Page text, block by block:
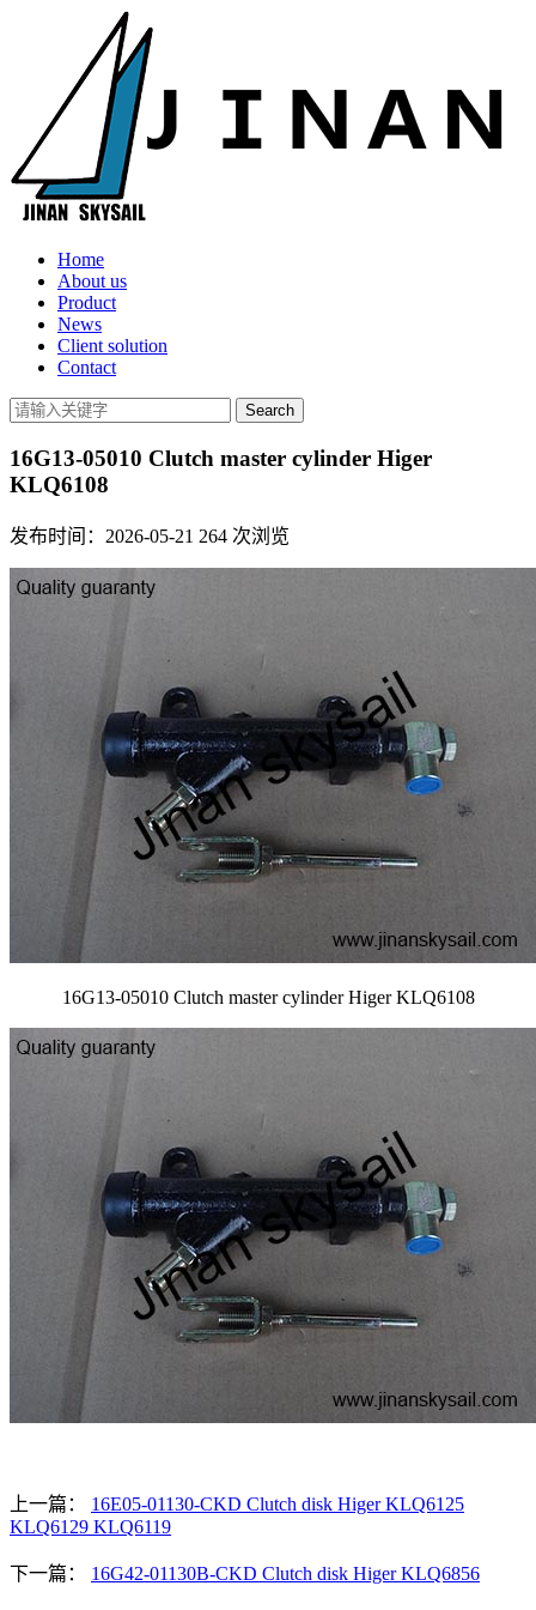
Home
About us
Product
News
Client solution
Contact
16G13-05010 Clutch master cylinder Higer
KLQ6108
发布时间：2026-05-21 264 次浏览
16G13-05010 Clutch master cylinder Higer KLQ6108
上一篇： 16E05-01130-CKD Clutch disk Higer KLQ6125
KLQ6129 KLQ6119
下一篇： 16G42-01130B-CKD Clutch disk Higer KLQ6856